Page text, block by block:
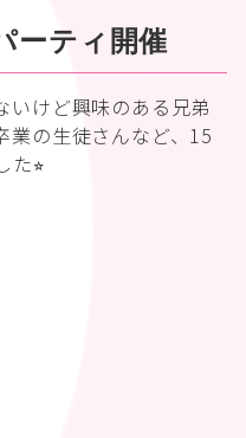
ーティ開催
いけど興味のある兄弟
業の生徒さんなど、15
⭐︎